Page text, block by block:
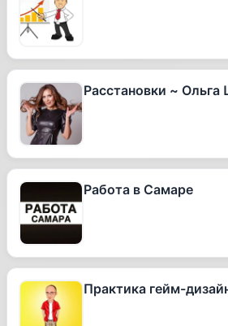
Расстановки ~ Ольга
Работа в Самаре
Практика гейм-